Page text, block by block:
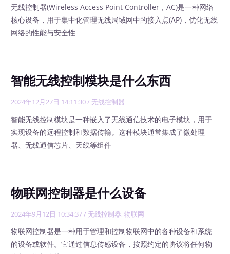
无线控制器(Wireless Access Point Controller，AC)是一种网络
核心设备，用于集中化管理无线局域网中的接入点(AP)，优化无线
网络的性能与安全性
智能无线控制模块是什么东西
2024年12月27日 14:11:30/ 无线控制器
智能无线控制模块是一种嵌入了无线通信技术的电子模块，用于
实现设备的远程控制和数据传输。这种模块通常集成了微处理
器、无线通信芯片、天线等组件
物联网控制器是什么设备
2024年9月12日 10:34:37/ 无线控制器,物联网
物联网控制器是一种用于管理和控制物联网中的各种设备和系统
的设备或软件。它通过信息传感设备，按照约定的协议将任何物